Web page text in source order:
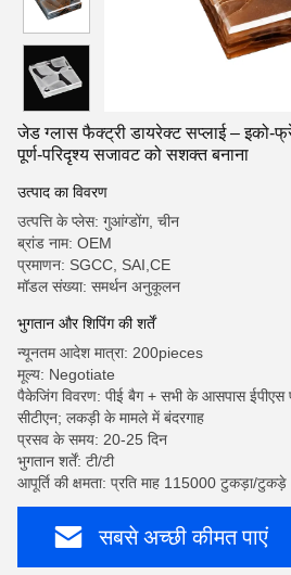
जेड ग्लास फैक्ट्री डायरेक्ट सप्लाई –
पूर्ण-परिदृश्य सजावट को सशक्त बनाना
उत्पाद का विवरण
उत्पत्ति के प्लेस: गुआंग्डोंग, चीन
ब्रांड नाम: OEM
प्रमाणन: SGCC, SAI,CE
मॉडल संख्या: समर्थन अनुकूलन
भुगतान और शिपिंग की शर्तें
न्यूनतम आदेश मात्रा: 200pieces
मूल्य: Negotiate
पैकेजिंग विवरण: पीई बैग + सभी के आसपास ईपीएस
सीटीएन; लकड़ी के मामले में बंदरगाह
प्रसव के समय: 20-25 दिन
भुगतान शर्तें: टी/टी
आपूर्ति की क्षमता: प्रति माह 115000 टुकड़ा/टुकड़े
सबसे अच्छी कीमत पाएं